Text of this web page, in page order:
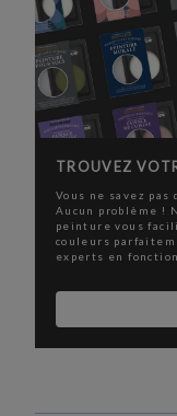
TROUVEZ
Vous ne savez
Aucun problème !
peinture vous
couleurs
experts en